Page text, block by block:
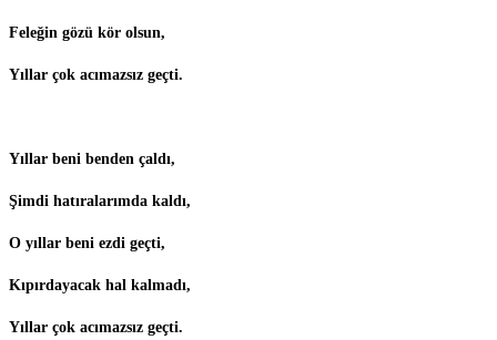
Feleğin gözü kör olsun,
Yıllar çok acımazsız geçti.
Yıllar beni benden çaldı,
Şimdi hatıralarımda kaldı,
O yıllar beni ezdi geçti,
Kıpırdayacak hal kalmadı,
Yıllar çok acımazsız geçti.